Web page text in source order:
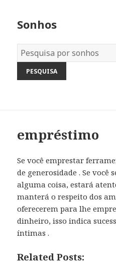
Sonhos
Dicionário
dos
Sonhos:
empréstimo
Se você emprestar
de generosidade . Se você
alguma coisa, estará
manterá o respeito dos
oferecerem para lhe
dinheiro, isso indica
íntimas .
Related Posts: